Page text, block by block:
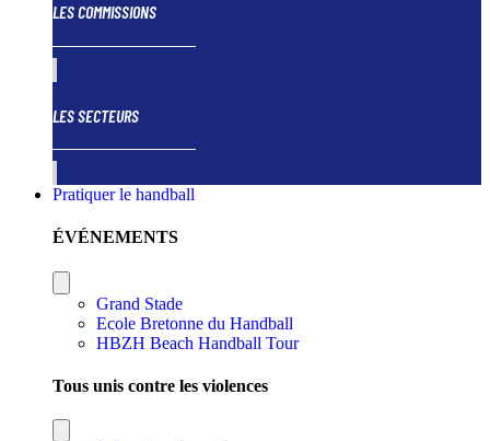
LES COMMISSIONS
LES SECTEURS
Pratiquer le handball
ÉVÉNEMENTS
Grand Stade
Ecole Bretonne du Handball
HBZH Beach Handball Tour
Tous unis contre les violences